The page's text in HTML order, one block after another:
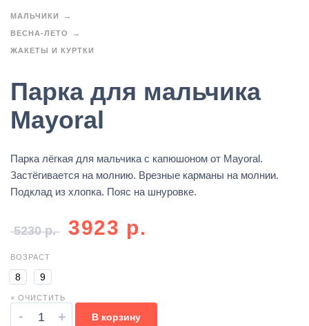
МАЛЬЧИКИ
ВЕСНА-ЛЕТО
ЖАКЕТЫ И КУРТКИ
Парка для мальчика
Mayoral
Парка лёгкая для мальчика с капюшоном от Mayoral.
Застёгивается на молнию. Врезные карманы на молнии.
Подклад из хлопка. Пояс на шнуровке.
5230р. 3923 р.
ВОЗРАСТ
8 9
× ОЧИСТИТЬ
- + В корзину